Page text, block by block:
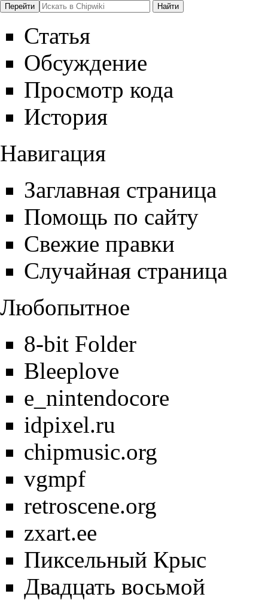
Статья
Обсуждение
Просмотр кода
История
Навигация
Заглавная страница
Помощь по сайту
Свежие правки
Случайная страница
Любопытное
8-bit Folder
Bleeplove
e_nintendocore
idpixel.ru
chipmusic.org
vgmpf
retroscene.org
zxart.ee
Пиксельный Крыс
Двадцать восьмой